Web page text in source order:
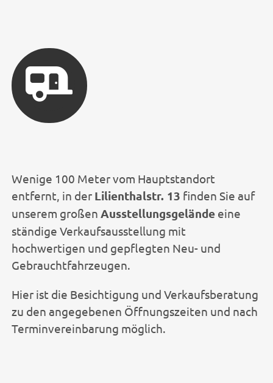
Wenige 100 Meter vom Hauptstandort
entfernt, in der Lilienthalstr. 13 finden Sie auf
unserem großenAusstellungsgelände eine
ständige Verkaufsausstellung mit
hochwertigen und gepflegten Neu- und
Gebrauchtfahrzeugen.
Hier ist die Besichtigung und Verkaufsberatung
zu den angegebenen Öffnungszeiten und nach
Terminvereinbarung möglich.